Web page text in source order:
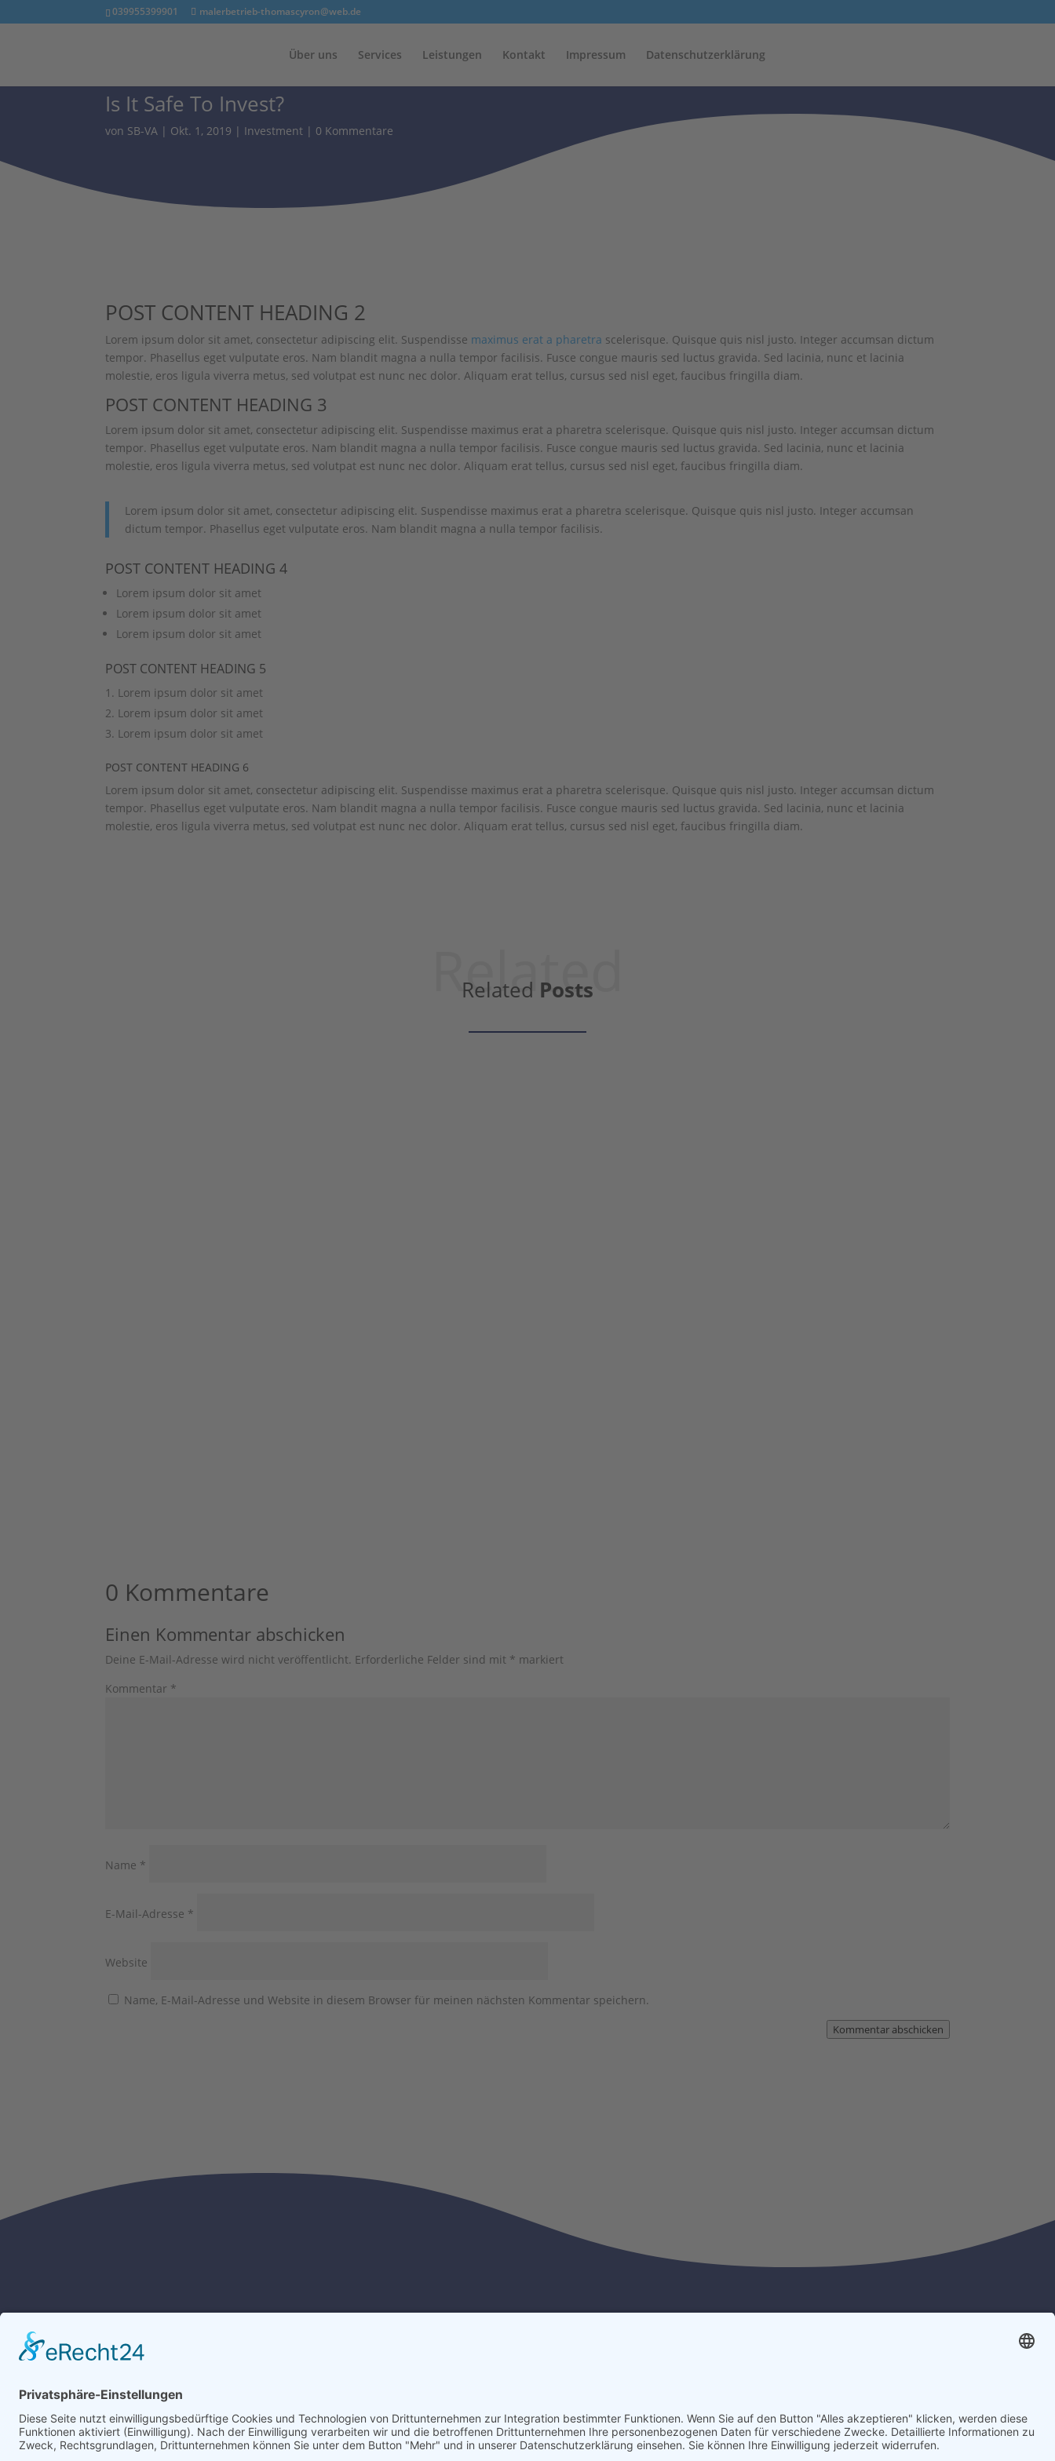
039955399901 malerbetrieb-thomascyron@web.de
Über uns Services Leistungen Kontakt Impressum Datenschutzerklärung
Is It Safe To Invest?
von SB-VA | Okt. 1, 2019 | Investment | 0 Kommentare
POST CONTENT HEADING 2
Lorem ipsum dolor sit amet, consectetur adipiscing elit. Suspendisse maximus erat a pharetra scelerisque. Quisque quis nisl justo. Integer accumsan dictum
tempor. Phasellus eget vulputate eros. Nam blandit magna a nulla tempor facilisis. Fusce congue mauris sed luctus gravida. Sed lacinia, nunc et lacinia
molestie, eros ligula viverra metus, sed volutpat est nunc nec dolor. Aliquam erat tellus, cursus sed nisl eget, faucibus fringilla diam.
POST CONTENT HEADING 3
Lorem ipsum dolor sit amet, consectetur adipiscing elit. Suspendisse maximus erat a pharetra scelerisque. Quisque quis nisl justo. Integer accumsan dictum
tempor. Phasellus eget vulputate eros. Nam blandit magna a nulla tempor facilisis. Fusce congue mauris sed luctus gravida. Sed lacinia, nunc et lacinia
molestie, eros ligula viverra metus, sed volutpat est nunc nec dolor. Aliquam erat tellus, cursus sed nisl eget, faucibus fringilla diam.
Lorem ipsum dolor sit amet, consectetur adipiscing elit. Suspendisse maximus erat a pharetra scelerisque. Quisque quis nisl justo. Integer accumsan
dictum tempor. Phasellus eget vulputate eros. Nam blandit magna a nulla tempor facilisis.
POST CONTENT HEADING 4
Lorem ipsum dolor sit amet
Lorem ipsum dolor sit amet
Lorem ipsum dolor sit amet
POST CONTENT HEADING 5
Lorem ipsum dolor sit amet
Lorem ipsum dolor sit amet
Lorem ipsum dolor sit amet
POST CONTENT HEADING 6
Lorem ipsum dolor sit amet, consectetur adipiscing elit. Suspendisse maximus erat a pharetra scelerisque. Quisque quis nisl justo. Integer accumsan dictum
tempor. Phasellus eget vulputate eros. Nam blandit magna a nulla tempor facilisis. Fusce congue mauris sed luctus gravida. Sed lacinia, nunc et lacinia
molestie, eros ligula viverra metus, sed volutpat est nunc nec dolor. Aliquam erat tellus, cursus sed nisl eget, faucibus fringilla diam.
Related
Related Posts
0 Kommentare
Einen Kommentar abschicken
Deine E-Mail-Adresse wird nicht veröffentlicht. Erforderliche Felder sind mit * markiert
Kommentar *
Name *
E-Mail-Adresse *
Website
Name, E-Mail-Adresse und Website in diesem Browser für meinen nächsten Kommentar speichern.
Kommentar abschicken
DE – 17153 Jürgenstorf
Services
thomascyron@web.de
Impressum
Datenschutzerklärung